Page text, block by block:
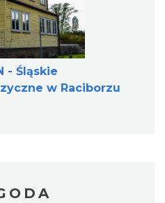
- Śląskie
w Raciborzu